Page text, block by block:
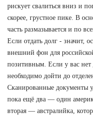
рискует свалиться вниз и
скорее, грустное пике. В
часть размазывается и по
Если отдать долг - значит,
внешний фон для
позитивным. Если у вас
необходимо дойти до
Сканированные документы
пока ещё два — один
вторая — австралийка,